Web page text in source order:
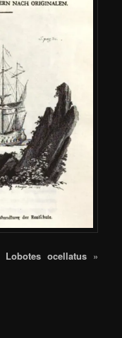
Lobotes ocellatus »